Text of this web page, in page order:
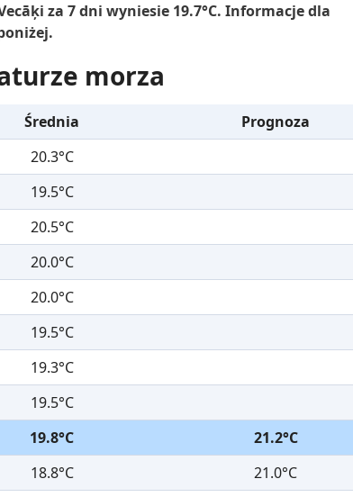
za 7 dni wyniesie 19.7°C. Informacje dla
morza
Średnia
Prognoza
20.3°C
19.5°C
20.5°C
20.0°C
20.0°C
19.5°C
19.3°C
19.5°C
19.8°C
21.2°C
18.8°C
21.0°C